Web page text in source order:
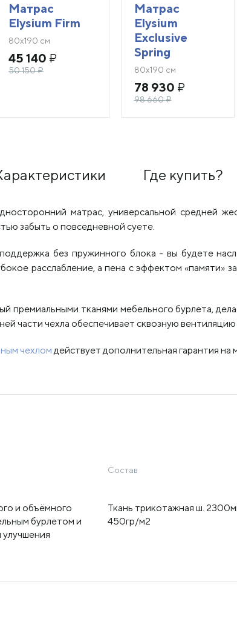
Матрас
Elysium Firm
80х190 см
45 140 ₽
50 150₽
Матрас
Elysium
Exclusive
Spring
80х190 см
78 930 ₽
98 660₽
Где купить?
матрас, универсальной средней
забыть о повседневной суете.
без пружинного блока - вы будете
расслабление, а пена с эффектом «памяти»
премиальными тканями мебельного бурлета,
части чехла обеспечивает сквозную вентиляцию
чехломдействует дополнительная гарантия на
Состав
и объёмного
бурлетом и
Ткань трикотажная ш.
450гр/м2